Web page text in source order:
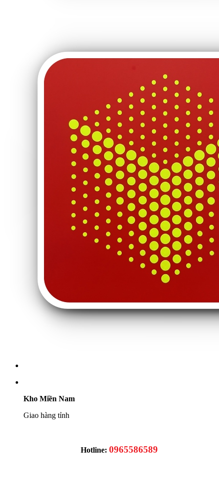
Kho Miền Nam
Giao hàng tỉnh
Hotline: 0965586589